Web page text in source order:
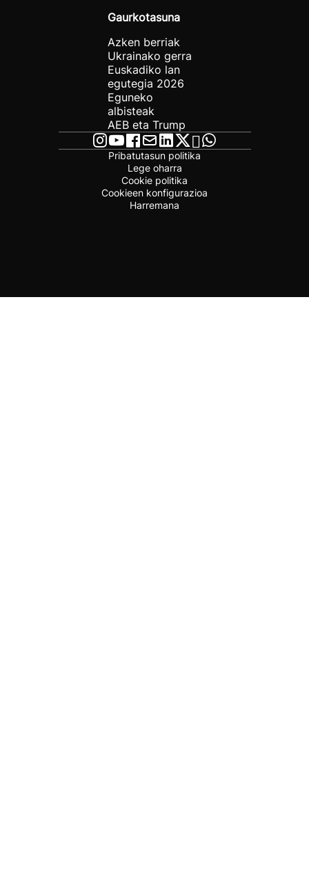
Gaurkotasuna
Azken berriak
Ukrainako gerra
Euskadiko lan
egutegia 2026
Eguneko
albisteak
AEB eta Trump
Pribatutasun politika
Lege oharra
Cookie politika
Cookieen konfigurazioa
Harremana